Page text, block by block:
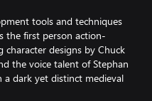
tools and techniques
the first person action-
character designs by Chuck
the voice talent of Stephan
a dark yet distinct medieval